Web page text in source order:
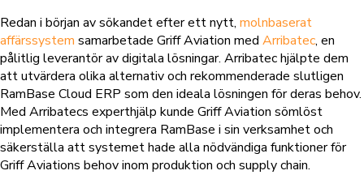
Redan i början av sökandet efter ett nytt, molnbaserat
affärssystem samarbetade Griff Aviation med Arribatec, en
pålitlig leverantör av digitala lösningar. Arribatec hjälpte dem
att utvärdera olika alternativ och rekommenderade slutligen
RamBase Cloud ERP som den ideala lösningen för deras behov.
Med Arribatecs experthjälp kunde Griff Aviation sömlöst
implementera och integrera RamBase i sin verksamhet och
säkerställa att systemet hade alla nödvändiga funktioner för
Griff Aviations behov inom produktion och supply chain.